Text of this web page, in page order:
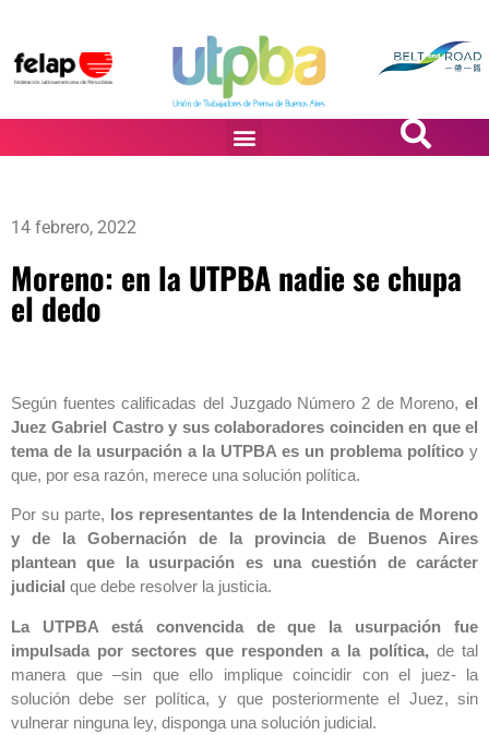
14 febrero, 2022
Moreno: en la UTPBA nadie se chupa
el dedo
Según fuentes calificadas del Juzgado Número 2 de Moreno, el
Juez Gabriel Castro y sus colaboradores coinciden en que el
tema de la usurpación a la UTPBA es un problema político y
que, por esa razón, merece una solución política.
Por su parte, los representantes de la Intendencia de Moreno
y de la Gobernación de la provincia de Buenos Aires
plantean que la usurpación es una cuestión de carácter
judicial que debe resolver la justicia.
La UTPBA está convencida de que la usurpación fue
impulsada por sectores que responden a la política, de tal
manera que –sin que ello implique coincidir con el juez- la
solución debe ser política, y que posteriormente el Juez, sin
vulnerar ninguna ley, disponga una solución judicial.